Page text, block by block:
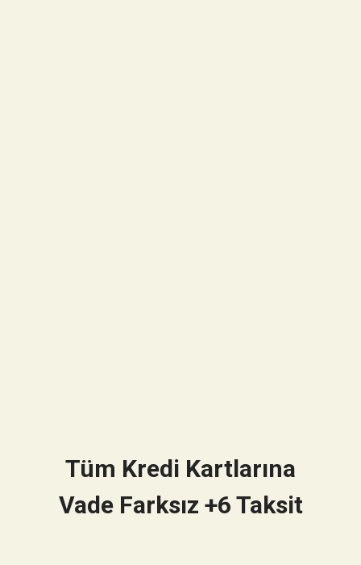
Tüm Kredi Kartlarına
Vade Farksız +6 Taksit